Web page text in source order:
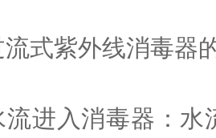
紫外线消毒器
入消毒器：水